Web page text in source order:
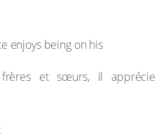
enjoys being on his
et sœurs, il apprécie